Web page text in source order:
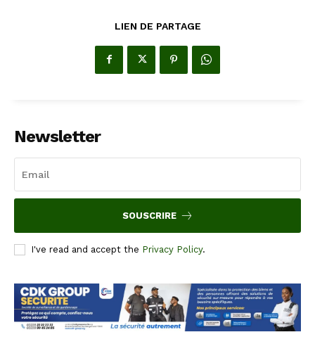
LIEN DE PARTAGE
Newsletter
SOUSCRIRE
I've read and accept the Privacy Policy.